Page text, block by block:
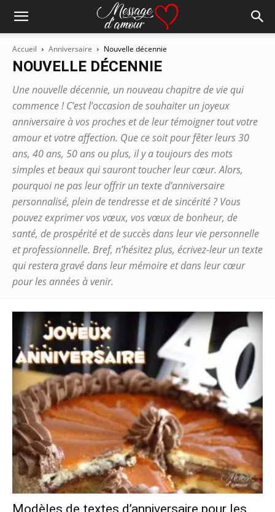
Accueil Anniversaire Nouvelle décennie
NOUVELLE DÉCENNIE
Une nouvelle décennie, un nouveau chapitre de vie qui
commence ! C’est l’occasion de souhaiter un joyeux
anniversaire à vos proches et de leur témoigner tout votre
amour et votre affection. Que ce soit pour fêter leurs 30
ans, 40 ans, 50 ans ou plus, il y a toujours des mots
simples et beaux qui sauront toucher leur cœur. Alors,
pourquoi ne pas leur offrir un texte d’anniversaire
personnalisé, plein de tendresse et de sincérité ? Vous
pouvez exprimer vos vœux, vos vœux de bonheur, de
santé, de prospérité et de succès dans leur vie personnelle
et professionnelle. Bref, n’hésitez plus, écrivez-leur un texte
qui restera gravé dans leur mémoire et dans leur cœur
pour les années à venir.
Modèles de textes d’anniversaire pour les